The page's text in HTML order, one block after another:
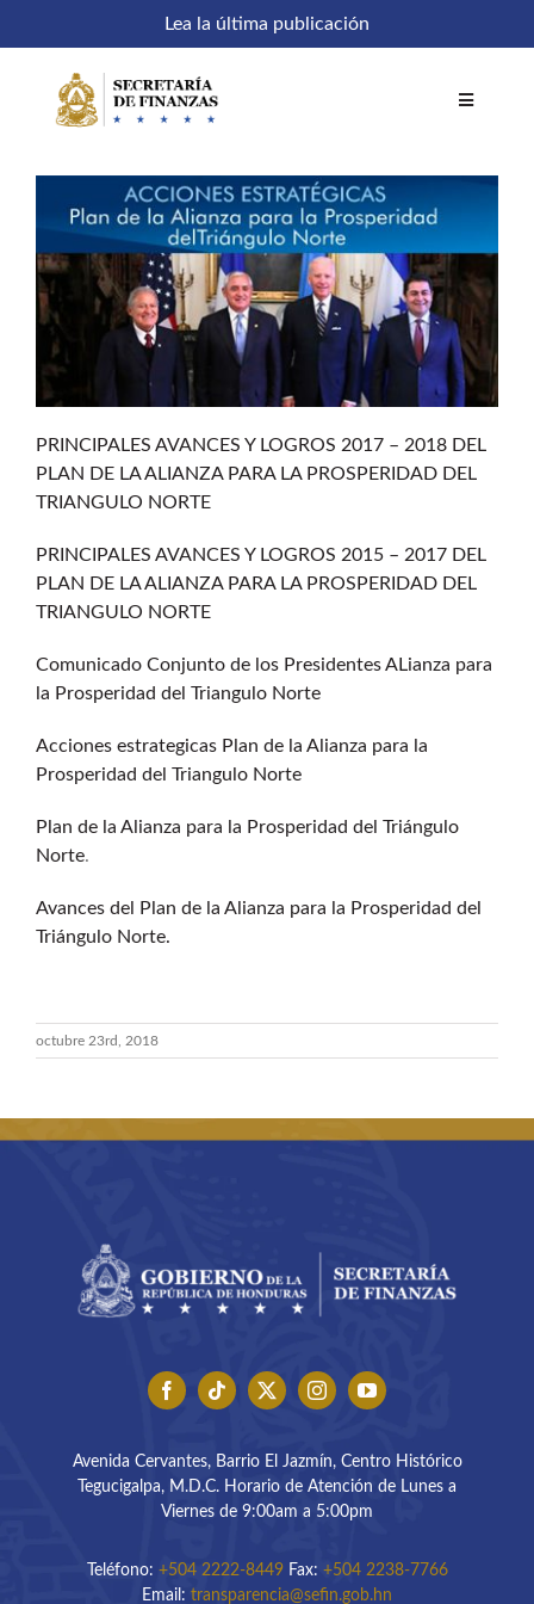
contenido
Lea la última publicación
Toggle
Comités
Acceso a sistemas
Temáticas
Buscar:
PRINCIPALES AVANCES Y LOGROS 2017 – 2018 DEL
PLAN DE LA ALIANZA PARA LA PROSPERIDAD DEL
TRIANGULO NORTE
PRINCIPALES AVANCES Y LOGROS 2015 – 2017 DEL
PLAN DE LA ALIANZA PARA LA PROSPERIDAD DEL
TRIANGULO NORTE
Comunicado Conjunto de los Presidentes ALianza para
la Prosperidad del Triangulo Norte
Acciones estrategicas Plan de la Alianza para la
Prosperidad del Triangulo Norte
Plan de la Alianza para la Prosperidad del Triángulo
Norte.
Avances del Plan de la Alianza para la Prosperidad del
Triángulo Norte.
octubre 23rd, 2018
Avenida Cervantes, Barrio El Jazmín, Centro Histórico
Tegucigalpa, M.D.C. Horario de Atención de Lunes a
Viernes de 9:00am a 5:00pm
Teléfono: +504 2222-8449Fax: +504 2238-7766
Email: transparencia@sefin.gob.hn